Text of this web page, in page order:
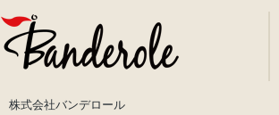
株式会社バンデロール